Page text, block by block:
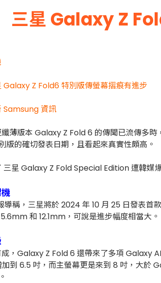
三星 Galaxy Z
Galaxy Z Fold6 特別版傳螢幕摺痕有進步
Samsung 資訊
薄版本 Galaxy Z Fold 6 的傳聞已流傳多
版的確切發表日期，且看起來真實性頗高。
導稱，三星將於 2024 年 10 月 25 日發表
和 12.1mm，可說是進步幅度相當大。
，Galaxy Z Fold 6 還帶來了多項 Galaxy
到 6.5 吋，而主螢幕更是來到 8 吋，大於